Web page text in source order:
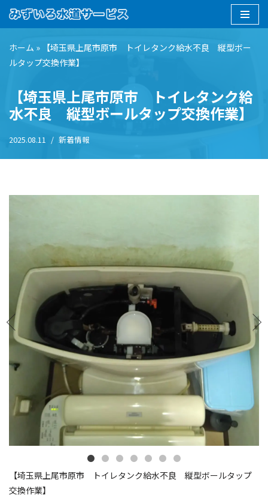
ン
テ
へ
ス
キ
ホーム » 【埼玉県上尾市原市 トイレタンク給水不良 縦型ボー
ルタップ交換作業】
【埼玉県上尾市原市 トイレタンク給
水不良 縦型ボールタップ交換作業】
2025.08.11 新着情報
【埼玉県上尾市原市 トイレタンク給水不良 縦型ボールタップ
交換作業】